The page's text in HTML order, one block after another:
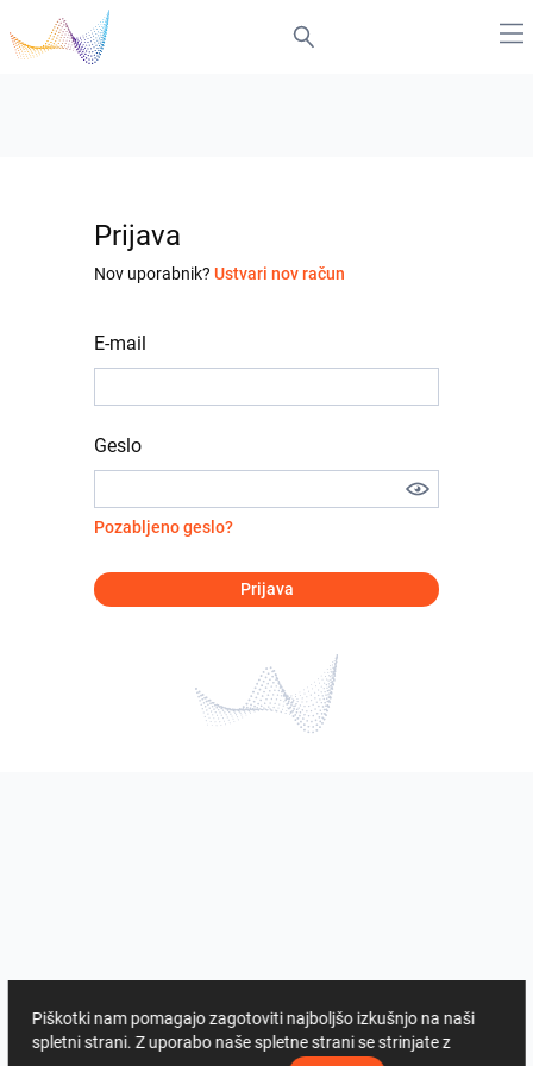
Prijava
Nov uporabnik? Ustvari nov račun
E-mail
Geslo
Pozabljeno geslo?
Prijava
Piškotki nam pomagajo zagotoviti najboljšo izkušnjo na naši
spletni strani. Z uporabo naše spletne strani se strinjate z